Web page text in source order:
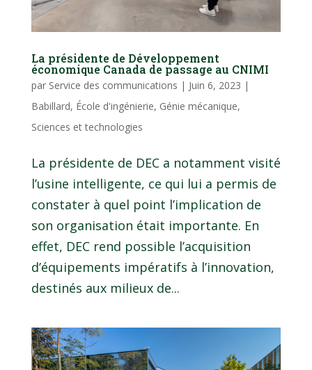
La présidente de Développement
économique Canada de passage au CNIMI
par Service des communications | Juin 6, 2023 |
Babillard, École d'ingénierie, Génie mécanique,
Sciences et technologies
La présidente de DEC a notamment visité
l’usine intelligente, ce qui lui a permis de
constater à quel point l’implication de
son organisation était importante. En
effet, DEC rend possible l’acquisition
d’équipements impératifs à l’innovation,
destinés aux milieux de...